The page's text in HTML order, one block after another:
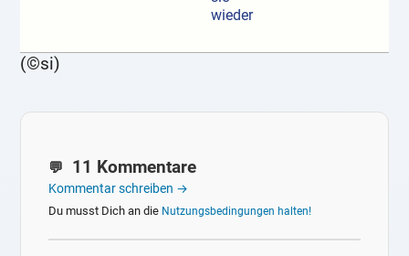
wieder
(©si)
11 Kommentare
Kommentar schreiben →
Du musst Dich an die Nutzungsbedingungen halten!